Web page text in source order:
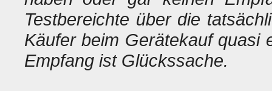
Testbereichte über die
Käufer beim Gerätekauf quasi
Empfang ist Glückssache.